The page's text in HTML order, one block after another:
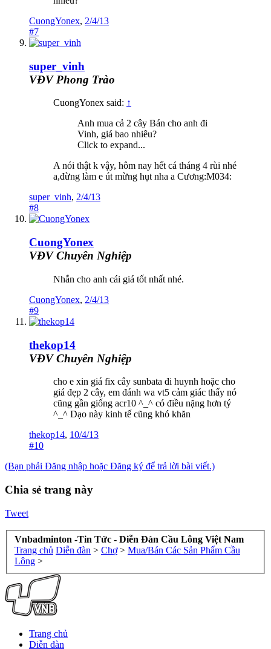
CuongYonex, 2/4/13
#7
super_vinh
VĐV Phong Trào
CuongYonex said: ↑
Anh mua cả 2 cây Bán cho anh đi
Vinh, giá bao nhiêu?
Click to expand...
A nói thật k vậy, hôm nay hết cá tháng 4 rùi nhé
a,đừng làm e út mừng hụt nha a Cương:M034:
super_vinh, 2/4/13
#8
CuongYonex
VĐV Chuyên Nghiệp
Nhắn cho anh cái giá tốt nhất nhé.
CuongYonex, 2/4/13
#9
thekop14
VĐV Chuyên Nghiệp
cho e xin giá fix cây sunbata đi huynh hoặc cho
giá đẹp 2 cây, em đánh wa vt5 cảm giác thấy nó
cũng gần giống acr10 ^_^ có điều nặng hơn tý
^_^ Dạo này kinh tế cũng khó khăn
thekop14, 10/4/13
#10
(Bạn phải Đăng nhập hoặc Đăng ký để trả lời bài viết.)
Chia sẻ trang này
Tweet
Vnbadminton -Tin Tức - Diễn Đàn Cầu Lông Việt Nam
Trang chủ Diễn đàn > Chợ > Mua/Bán Các Sản Phẩm Cầu
Lông >
Trang chủ
Diễn đàn